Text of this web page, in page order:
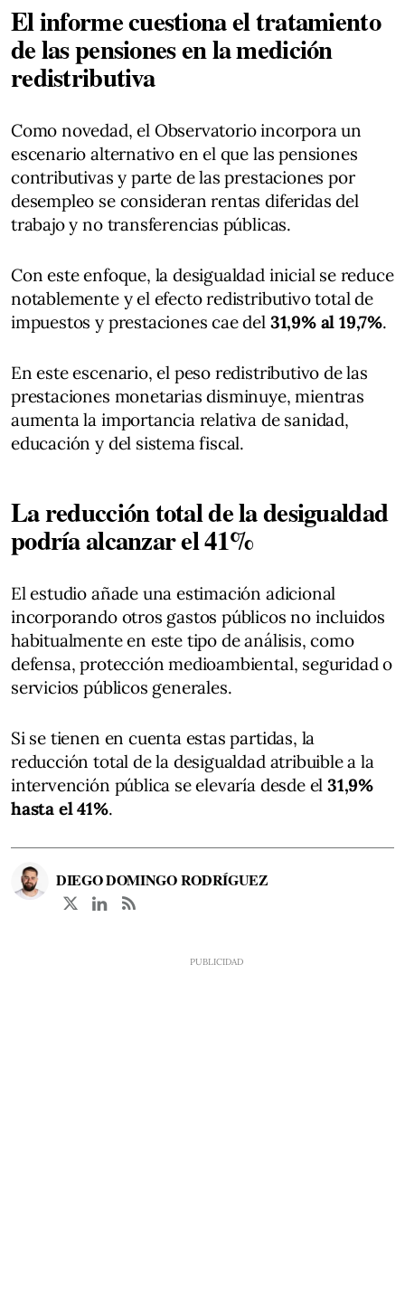
El informe cuestiona el tratamiento
de las pensiones en la medición
redistributiva
Como novedad, el Observatorio incorpora un
escenario alternativo en el que las pensiones
contributivas y parte de las prestaciones por
desempleo se consideran rentas diferidas del
trabajo y no transferencias públicas.
Con este enfoque, la desigualdad inicial se reduce
notablemente y el efecto redistributivo total de
impuestos y prestaciones cae del 31,9% al 19,7%.
En este escenario, el peso redistributivo de las
prestaciones monetarias disminuye, mientras
aumenta la importancia relativa de sanidad,
educación y del sistema fiscal.
La reducción total de la desigualdad
podría alcanzar el 41%
El estudio añade una estimación adicional
incorporando otros gastos públicos no incluidos
habitualmente en este tipo de análisis, como
defensa, protección medioambiental, seguridad o
servicios públicos generales.
Si se tienen en cuenta estas partidas, la
reducción total de la desigualdad atribuible a la
intervención pública se elevaría desde el31,9%
hasta el 41%.
DIEGO DOMINGO RODRÍGUEZ